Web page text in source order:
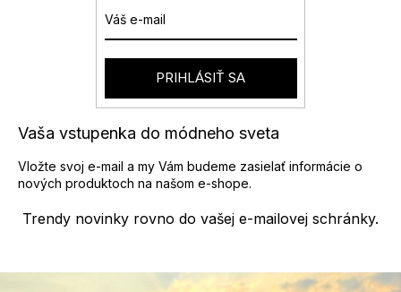
Trendy novinky rovno do vašej e-mailovej schránky.
Vaša vstupenka do módneho sveta
Vložte svoj e-mail a my Vám budeme zasielať informácie o
nových produktoch na našom e-shope.
PRIHLÁSIŤ SA